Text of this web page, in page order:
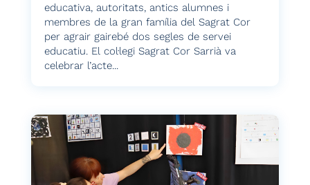
educativa, autoritats, antics alumnes i
membres de la gran família del Sagrat Cor
per agrair gairebé dos segles de servei
educatiu. El col·legi Sagrat Cor Sarrià va
celebrar l’acte...